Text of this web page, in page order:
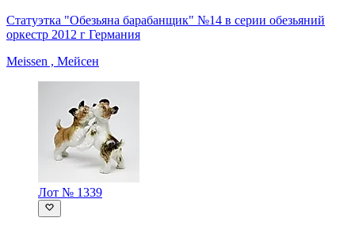
Статуэтка "Обезьяна барабанщик" №14 в серии обезьяний
оркестр 2012 г Германия
Meissen , Мейсен
Лот № 1339